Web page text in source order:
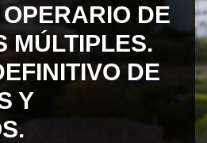
DE
MÚLTIPLES.
DE
Y